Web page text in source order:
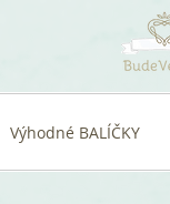
Výhodné BALÍČKY